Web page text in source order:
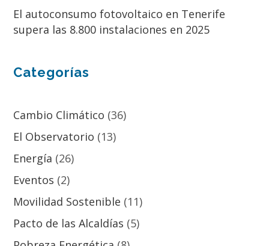
El autoconsumo fotovoltaico en Tenerife
supera las 8.800 instalaciones en 2025
Categorías
Cambio Climático (36)
El Observatorio (13)
Energía (26)
Eventos (2)
Movilidad Sostenible (11)
Pacto de las Alcaldías (5)